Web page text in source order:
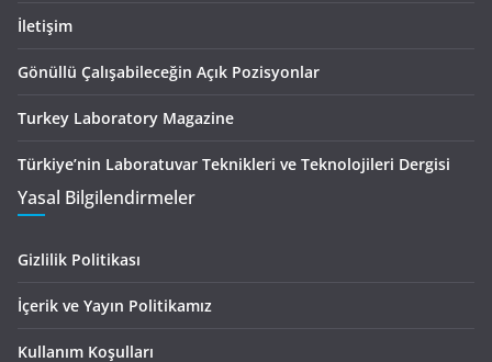
İletişim
Gönüllü Çalışabileceğin Açık Pozisyonlar
Turkey Laboratory Magazine
Türkiye’nin Laboratuvar Teknikleri ve Teknolojileri Dergisi
Yasal Bilgilendirmeler
Gizlilik Politikası
İçerik ve Yayın Politikamız
Kullanım Koşulları